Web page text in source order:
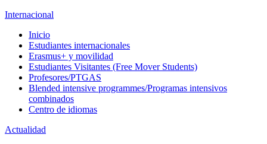
Internacional
Inicio
Estudiantes internacionales
Erasmus+ y movilidad
Estudiantes Visitantes (Free Mover Students)
Profesores/PTGAS
Blended intensive programmes/Programas intensivos
combinados
Centro de idiomas
Actualidad